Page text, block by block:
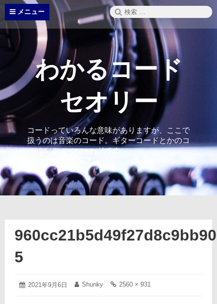
コ
テ
ン
ッ
プ
メニュー
検
索:
わかるコード
セオリー
コードっていろんな意味がありますが、ここで
扱うのは音楽のコード。ギターコードとかのコ
ードです。
5
投
2021年9月6日
2021 投
Shunky
フ
2560 × 931